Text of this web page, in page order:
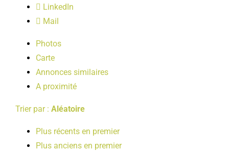
LinkedIn
Mail
Photos
Carte
Annonces similaires
A proximité
Trier par : Aléatoire
Plus récents en premier
Plus anciens en premier